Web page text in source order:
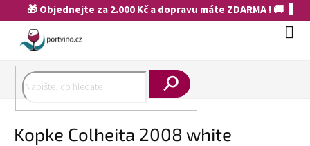
na
🎁 Objednejte za 2.000 Kč a dopravu máte ZDARMA ! 🚚
Kopke Colheita 2008 white